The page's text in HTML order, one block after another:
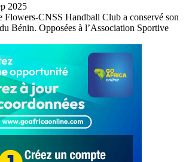
2025
Flowers-CNSS Handball Club a conservé son
Bénin. Opposées à l’Association Sportive